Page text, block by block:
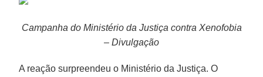
Campanha do Ministério da Justiça contra Xenofobia
– Divulgação
A reação surpreendeu o Ministério da Justiça. O